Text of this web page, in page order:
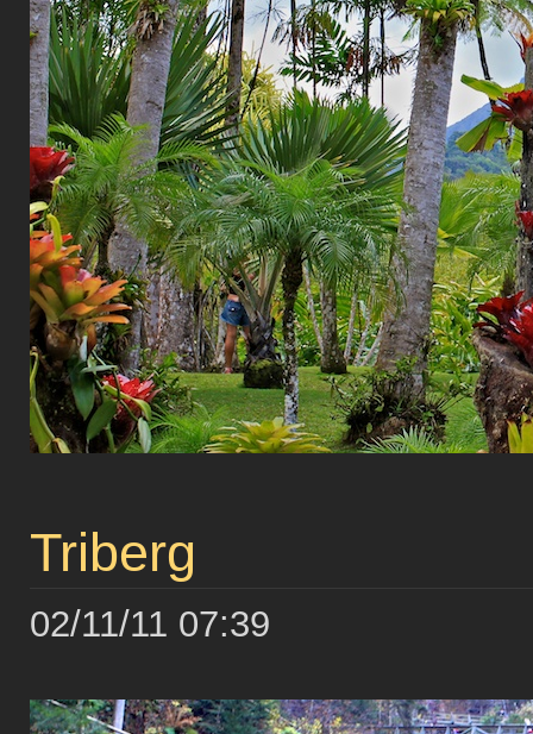
Triberg
02/11/11 07:39